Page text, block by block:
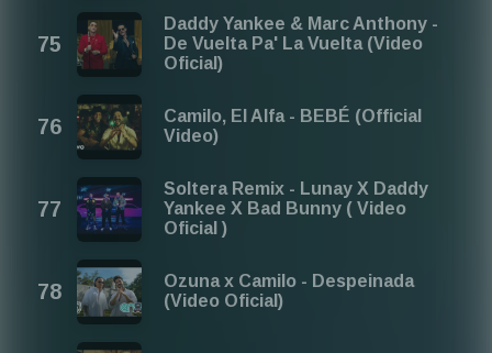
Daddy Yankee & Marc Anthony -
De Vuelta Pa' La Vuelta (Video
Oficial)
Camilo, El Alfa - BEBÉ (Official
Video)
Soltera Remix - Lunay X Daddy
Yankee X Bad Bunny ( Video
Oficial )
Ozuna x Camilo - Despeinada
(Video Oficial)